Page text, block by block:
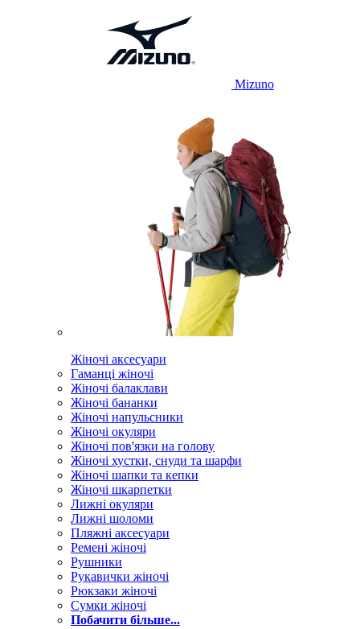
Mizuno
Жіночі аксесуари
Гаманці жіночі
Жіночі балаклави
Жіночі бананки
Жіночі напульсники
Жіночі окуляри
Жіночі пов'язки на голову
Жіночі хустки, снуди та шарфи
Жіночі шапки та кепки
Жіночі шкарпетки
Лижні окуляри
Лижні шоломи
Пляжні аксесуари
Ремені жіночі
Рушники
Рукавички жіночі
Рюкзаки жіночі
Сумки жіночі
Побачити більше...